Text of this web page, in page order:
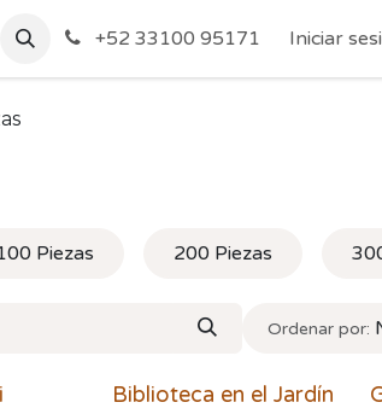
Politicas de Envío y Devoluciones
+52 33100 95171 Iniciar
Piezas 200 Piezas
Ordenar por:
Biblioteca en el Jardín